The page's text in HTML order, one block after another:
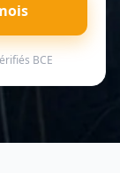
BCE